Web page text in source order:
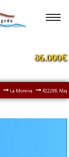
86.000€
La Morena R22298: